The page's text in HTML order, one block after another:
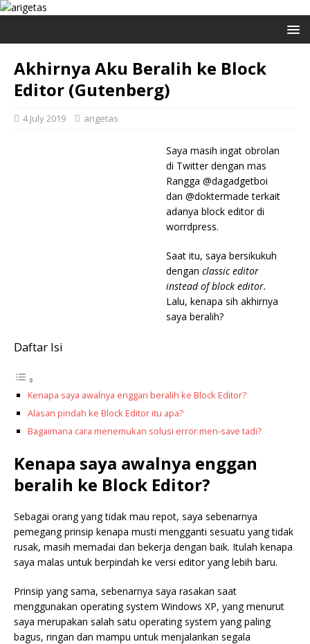
Akhirnya Aku Beralih ke Block
Editor (Gutenberg)
4 July 2019 arigetas
Saya masih ingat obrolan
di Twitter dengan mas
Rangga @dagadgetboi
dan @doktermade terkait
adanya block editor di
worrdpress.
Saat itu, saya bersikukuh
denganclassic editor
instead of block editor.
Lalu, kenapa sih akhirnya
saya beralih?
Daftar Isi
Kenapa saya awalnya enggan beralih ke Block Editor?
Alasan pindah ke Block Editor itu apa?
Bagaimana cara menemukan solusi error men-save tadi?
Kenapa saya awalnya enggan
beralih ke Block Editor?
Sebagai orang yang tidak mau repot, saya sebenarnya
pemegang prinsip kenapa musti mengganti sesuatu yang tidak
rusak, masih memadai dan bekerja dengan baik. Itulah kenapa
saya malas untuk berpindah ke versi editor yang lebih baru.
Prinsip yang sama, sebenarnya saya rasakan saat
menggunakan operating system Windows XP, yang menurut
saya merupakan salah satu operating system yang paling
bagus, ringan dan mampu untuk menjalankan segala